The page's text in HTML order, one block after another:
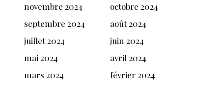
novembre 2024
octobre 2024
septembre 2024
août 2024
juillet 2024
juin 2024
mai 2024
avril 2024
mars 2024
février 2024